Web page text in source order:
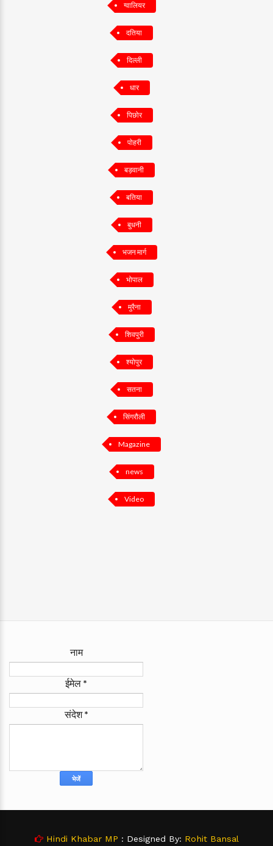
ग्वालियर
दतिया
दिल्ली
धार
पिछोर
पोहरी
बड़वानी
बतिया
बुधनी
भजन मार्ग
भोपाल
मुरैना
शिवपुरी
श्योपुर
सतना
सिंगरौली
Magazine
news
Video
नाम
ईमेल *
संदेश*
Hindi Khabar MP : Designed By: Rohit Bansal